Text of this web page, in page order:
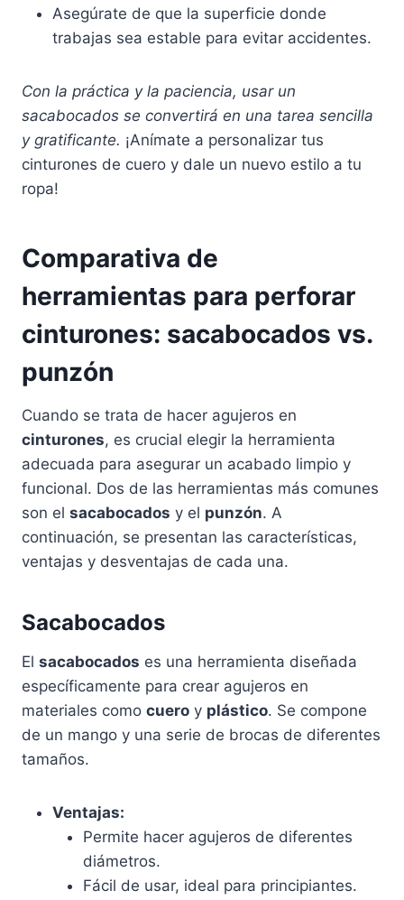
Asegúrate de que la superficie donde
trabajas sea estable para evitar accidentes.
Con la práctica y la paciencia, usar un
sacabocados se convertirá en una tarea sencilla
y gratificante. ¡Anímate a personalizar tus
cinturones de cuero y dale un nuevo estilo a tu
ropa!
Comparativa de
herramientas para perforar
cinturones: sacabocados vs.
punzón
Cuando se trata de hacer agujeros en
cinturones, es crucial elegir la herramienta
adecuada para asegurar un acabado limpio y
funcional. Dos de las herramientas más comunes
son el sacabocados y el punzón. A
continuación, se presentan las características,
ventajas y desventajas de cada una.
Sacabocados
El sacabocados es una herramienta diseñada
específicamente para crear agujeros en
materiales como cuero y plástico. Se compone
de un mango y una serie de brocas de diferentes
tamaños.
Ventajas:
Permite hacer agujeros de diferentes
diámetros.
Fácil de usar, ideal para principiantes.